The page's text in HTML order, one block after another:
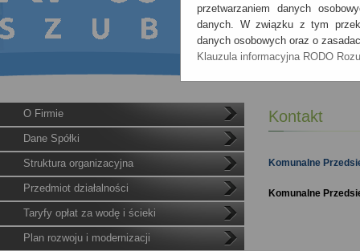
O Firmie
Dane Spółki
Struktura organizacyjna
Przedmiot działalności
Taryfy opłat za wodę i ścieki
Plan rozwoju i modernizacji
Kontakt
Komunalne
Komunalne
przetwarzaniem danych
danych. W związku z tym
danych osobowych oraz o
Klauzula informacyjna RODO